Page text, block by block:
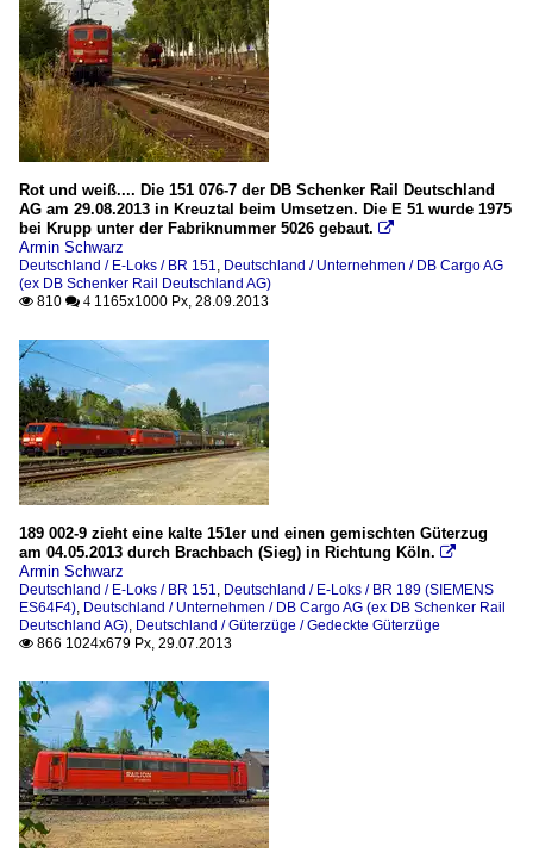
Rot und weiß.... Die 151 076-7 der DB Schenker Rail Deutschland
AG am 29.08.2013 in Kreuztal beim Umsetzen. Die E 51 wurde 1975
bei Krupp unter der Fabriknummer 5026 gebaut. 
Armin Schwarz
Deutschland / E-Loks / BR 151, Deutschland / Unternehmen / DB Cargo AG
(ex DB Schenker Rail Deutschland AG)
 810  4 1165x1000 Px, 28.09.2013
189 002-9 zieht eine kalte 151er und einen gemischten Güterzug
am 04.05.2013 durch Brachbach (Sieg) in Richtung Köln. 
Armin Schwarz
Deutschland / E-Loks / BR 151, Deutschland / E-Loks / BR 189 (SIEMENS
ES64F4), Deutschland / Unternehmen / DB Cargo AG (ex DB Schenker Rail
Deutschland AG), Deutschland / Güterzüge / Gedeckte Güterzüge
 866 1024x679 Px, 29.07.2013